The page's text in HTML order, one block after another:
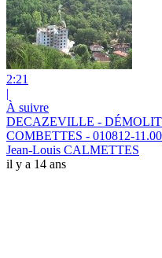
2:21
|
À suivre
DECAZEVILLE -
COMBETTES - 010812-11.00
Jean-Louis CALMETTES
il y a 14 ans